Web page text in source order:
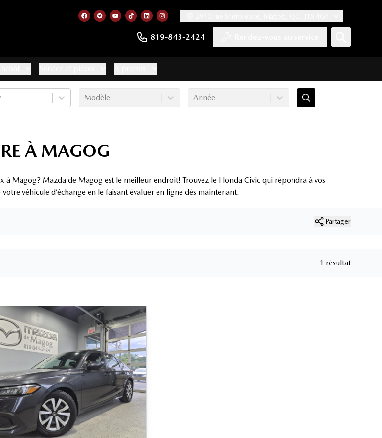
819-843-2424
Lien vers notre page facebook
Lien vers notre compte Twitter
Lien vers notre chaîne YouTube
Lien vers notre compte Tiktok
Lien vers notre compte LinkedIn
Lien vers notre compte Instagram
Modèle Année
À MAGOG
à Magog? Mazda de Magog est le meilleur endroit! Trouvez le Honda Civic qui répondra à vos
véhicule d’échange en le faisant évaluer en ligne dès maintenant.
Partager
1 résultat